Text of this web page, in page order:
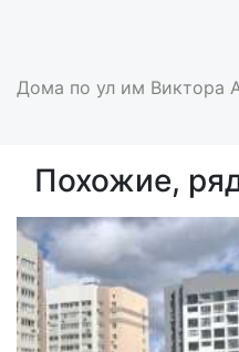
Дома по ул им Виктора
Похожие,